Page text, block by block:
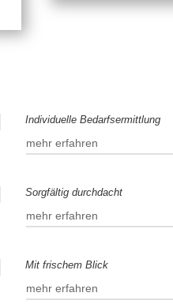
Individuelle Bedarfsermittlung
mehr erfahren
Sorgfältig durchdacht
mehr erfahren
Mit frischem Blick
mehr erfahren